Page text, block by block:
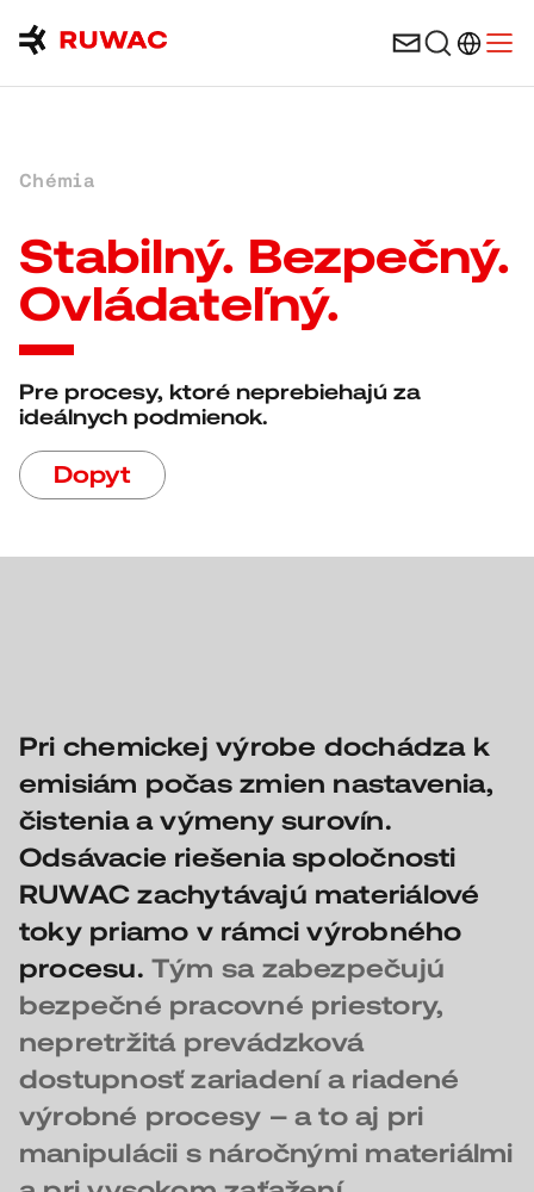
Výber
Chémia
Stabilný. Bezpečný.
Ovládateľný.
Pre procesy, ktoré neprebiehajú za
ideálnych podmienok.
Dopyt
Pri chemickej výrobe dochádza k
emisiám počas zmien nastavenia,
čistenia a výmeny surovín.
Odsávacie riešenia spoločnosti
RUWAC zachytávajú materiálové
toky priamo v rámci výrobného
procesu. Tým sa zabezpečujú
bezpečné pracovné priestory,
nepretržitá prevádzková
dostupnosť zariadení a riadené
výrobné procesy – a to aj pri
manipulácii s náročnými materiálmi